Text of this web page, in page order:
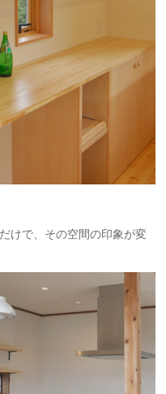
けで、その空間の印象が変